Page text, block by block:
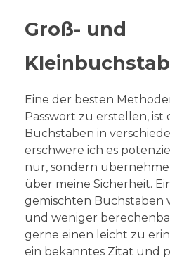
Groß- und
Eine der besten
Passwort zu erstellen,
Buchstaben in
erschwere ich es
nur, sondern
über meine Sicherheit.
gemischten Buchstaben
und weniger
gerne einen leicht zu
ein bekanntes Zitat und